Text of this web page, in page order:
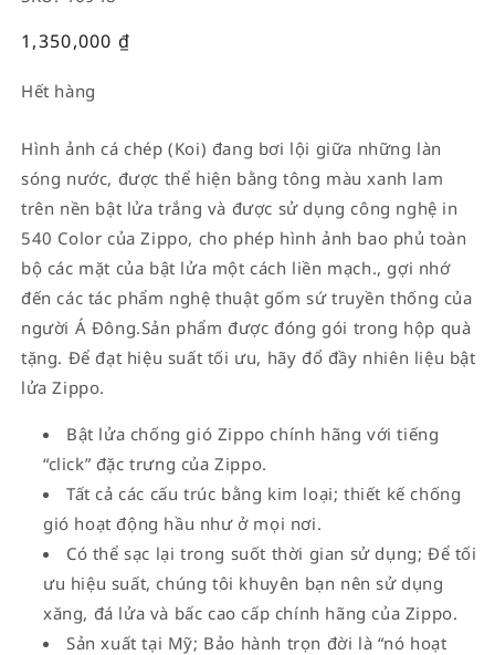
Giá
1,350,000₫
Hết hàng
Hình ảnh cá chép (Koi) đang bơi lội giữa những làn
sóng nước, được thể hiện bằng tông màu xanh lam
trên nền bật lửa trắng và được sử dụng công nghệ in
540 Color của Zippo, cho phép hình ảnh bao phủ toàn
bộ các mặt của bật lửa một cách liền mạch., gợi nhớ
đến các tác phẩm nghệ thuật gốm sứ truyền thống của
người Á Đông.Sản phẩm được đóng gói trong hộp quà
tặng. Để đạt hiệu suất tối ưu, hãy đổ đầy nhiên liệu bật
lửa Zippo.
Bật lửa chống gió Zippo chính hãng với tiếng
“click” đặc trưng của Zippo.
Tất cả các cấu trúc bằng kim loại; thiết kế chống
gió hoạt động hầu như ở mọi nơi.
Có thể sạc lại trong suốt thời gian sử dụng; Để tối
ưu hiệu suất, chúng tôi khuyên bạn nên sử dụng
xăng, đá lửa và bấc cao cấp chính hãng của Zippo.
Sản xuất tại Mỹ; Bảo hành trọn đời là “nó hoạt